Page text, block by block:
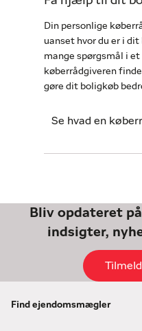
Din personlige
uanset hvor du er i
mange spørgsmål i
køberrådgiveren
gøre dit boligkøb
Se hvad en
Bliv opdateret
indsigter,
Find ejendomsmægler